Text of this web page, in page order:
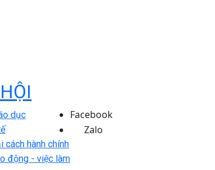
dục
cách hành chính
động - việc làm
Facebook
Zalo